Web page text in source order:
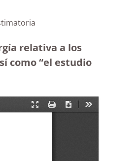
eólicos | Estimatoria
relativa a los
como “el estudio